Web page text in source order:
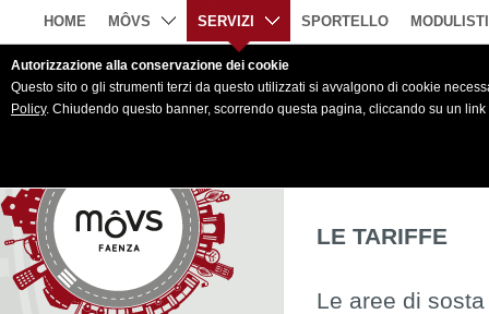
Autorizzazione alla conservazione dei cookie
Questo sito o gli strumenti terzi da questo utilizzati si avvalgono di cookie
Policy. Chiudendo questo banner, scorrendo questa pagina, cliccando su un
HOME MÔVS SERVIZI SPORTELLO
LE TARIFFE
Le aree di